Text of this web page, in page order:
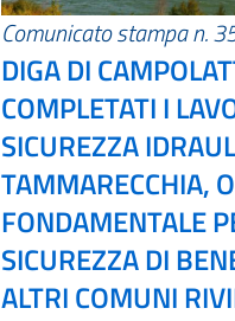
Comunicato stampa n.
DIGA DI
COMPLETATI I
SICUREZZA
TAMMARECCHIA,
FONDAMENTALE
SICUREZZA DI
ALTRI COMUNI